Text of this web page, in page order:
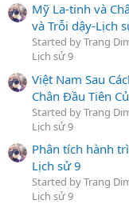
Mỹ La-tinh và
và Trỗi dậy-Lịch
Started by Trang
Lịch sử 9
Việt Nam Sau
Chân Đầu Tiên
Started by Trang
Lịch sử 9
Phân tích hành
Lịch sử 9
Started by Trang
Lịch sử 9